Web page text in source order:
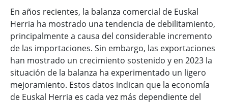
En años recientes, la balanza comercial de Euskal
Herria ha mostrado una tendencia de debilitamiento,
principalmente a causa del considerable incremento
de las importaciones. Sin embargo, las exportaciones
han mostrado un crecimiento sostenido y en 2023 la
situación de la balanza ha experimentado un ligero
mejoramiento. Estos datos indican que la economía
de Euskal Herria es cada vez más dependiente del